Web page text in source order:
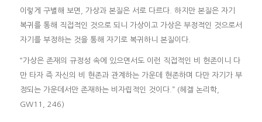
이렇게 구별해 보면, 가상과 본질은 서로 다르다. 하지만 본질은 자기
복귀를 통해 직접적인 것으로 되니 가상이고 가상은 부정적인 것으로서
자기를 부정하는 것을 통해 자기로 복귀하니 본질이다.
“가상은 존재의 규정성 속에 있으면서도 이런 직접적인 비 현존이니 다
만 타자 즉 자신의 비 현존과 관계하는 가운데 현존하며 다만 자기가 부
정되는 가운데서만 존재하는 비자립적인 것이다.” (헤겔 논리학,
GW11, 246)